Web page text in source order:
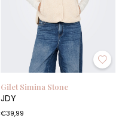
Gilet Simina Stone
JDY
€39,99